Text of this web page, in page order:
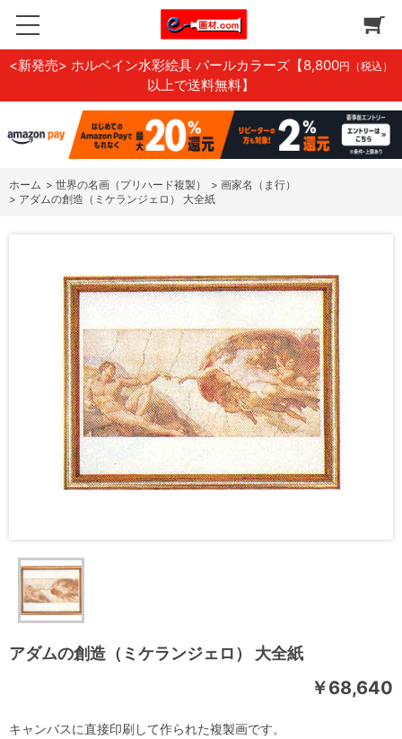
<新発売> ホルベイン水彩絵具 パールカラーズ 【8,800円（税込）
以上で送料無料】
ホーム > 世界の名画（プリハード複製） > 画家名（ま行）
> アダムの創造（ミケランジェロ） 大全紙
アダムの創造（ミケランジェロ） 大全紙
￥68,640
キャンバスに直接印刷して作られた複製画です。